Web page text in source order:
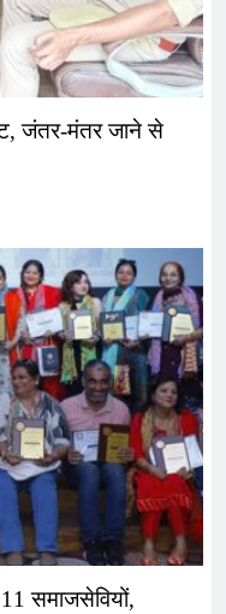
जंतर-मंतर जाने से
समाजसेवियों,